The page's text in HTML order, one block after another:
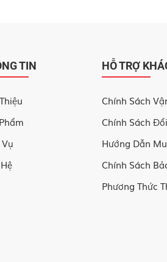
TIN HỖ TRỢ
Chính Sách
Chính Sách
Hướng Dẫn
Chính Sách
Phương Thức